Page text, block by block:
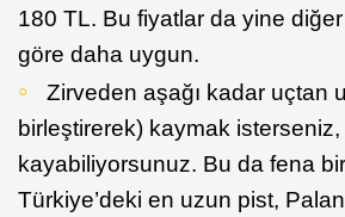
180 TL. Bu fiyatlar da yine
göre daha uygun.
Zirveden aşağı kadar uçtan
birleştirerek) kaymak
kayabiliyorsunuz. Bu da fena
Türkiye’deki en uzun pist,